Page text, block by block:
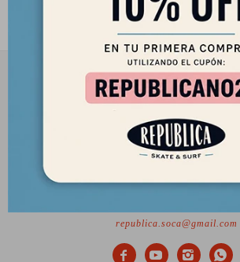
2901 8448 / 098 480 004
Lunes a Viernes de 12 a 18 hs y Sábados
republica.soca@gmail.com
   